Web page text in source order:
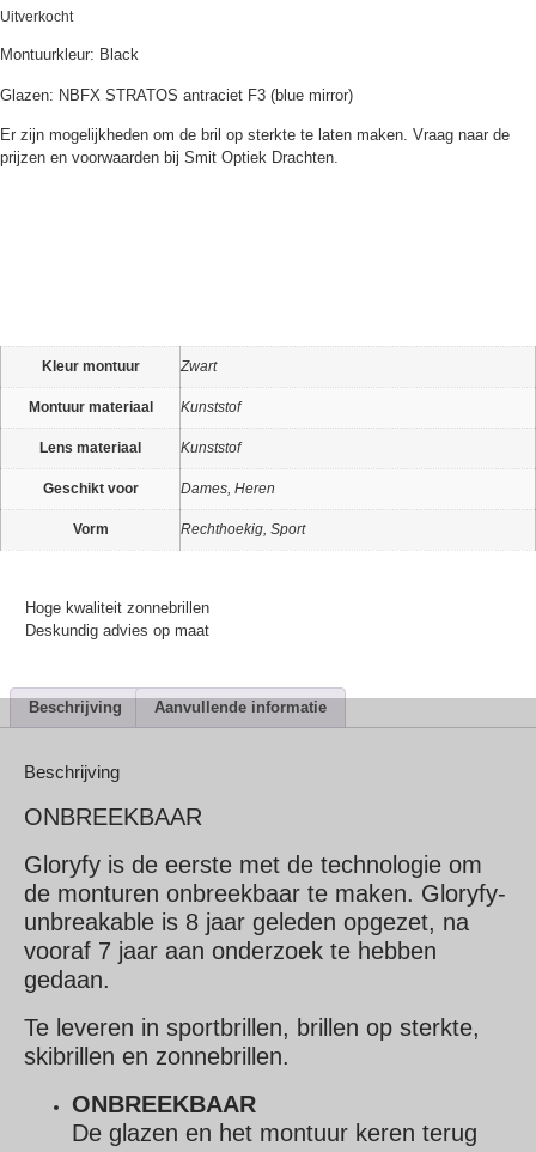
Uitverkocht
Montuurkleur: Black
Glazen: NBFX STRATOS antraciet F3 (blue mirror)
Er zijn mogelijkheden om de bril op sterkte te laten maken. Vraag naar de
prijzen en voorwaarden bij Smit Optiek Drachten.
Kleur montuur Zwart
Montuur materiaal Kunststof
Lens materiaal Kunststof
Geschikt voor Dames, Heren
Vorm Rechthoekig, Sport
Hoge kwaliteit zonnebrillen
Deskundig advies op maat
Beschrijving Aanvullende informatie
Beschrijving
ONBREEKBAAR
Gloryfy is de eerste met de technologie om
de monturen onbreekbaar te maken. Gloryfy-
unbreakable is 8 jaar geleden opgezet, na
vooraf 7 jaar aan onderzoek te hebben
gedaan.
Te leveren in sportbrillen, brillen op sterkte,
skibrillen en zonnebrillen.
ONBREEKBAAR
De glazen en het montuur keren terug